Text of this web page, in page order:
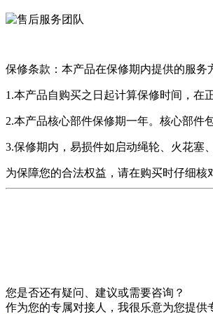
保修条款：本产品在保修期内提供的服务
1.本产品自购买之日起计算保修时间，在
2.本产品核心部件保修期一年。核心部件
3.保修期内，易损件如启动绳轮、火花塞
为保障您的合法权益，请在购买时仔细核
您是否还有疑问、建议或需要咨询？
作为您的专属对接人，我很乐意为您提供